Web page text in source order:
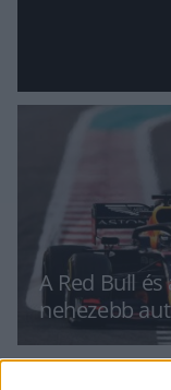
A Red Bull
nehezebb